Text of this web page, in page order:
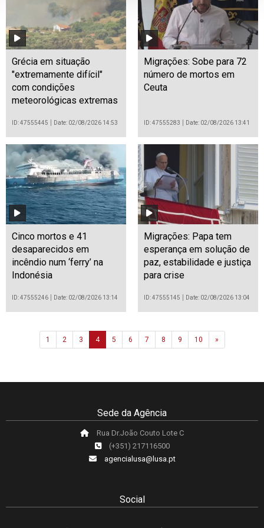
Grécia em situação
"extremamente difícil"
com condições
meteorológicas extremas
ID: 47555445 Date: 02/08/2026 14:53
Migrações: Sobe para 72
número de mortos em
Ceuta
ID: 47555283 Date: 02/08/2026 13:41
Cinco mortos e 41
desaparecidos em
incêndio num ‘ferry’ na
Indonésia
ID: 47555246 Date: 02/08/2026 13:14
Migrações: Papa tem
esperança em solução de
paz, estabilidade e justiça
para crise
ID: 47555145 Date: 02/08/2026 13:04
1 2 3 4 5 6 7 8 9 10 »Next
Sede da Agência
Rua Dr.João Couto Lote C
(+351) 217116500
agencialusa@lusa.pt
Social